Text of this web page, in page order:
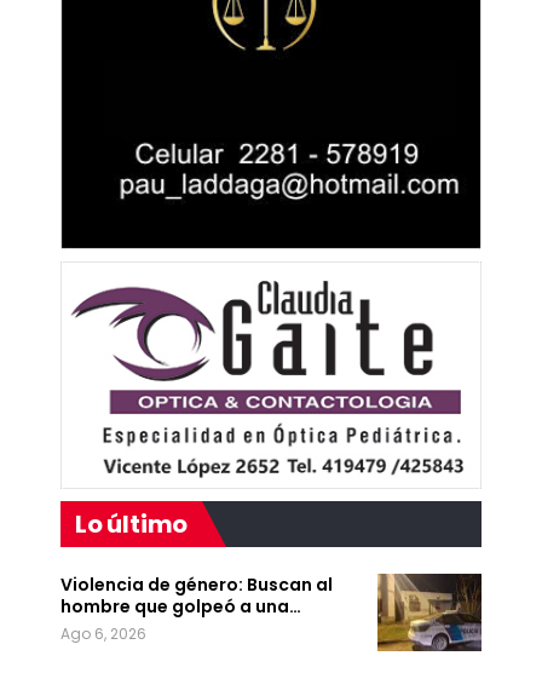
Lo último
Violencia de género: Buscan al
hombre que golpeó a una…
Ago 6, 2026